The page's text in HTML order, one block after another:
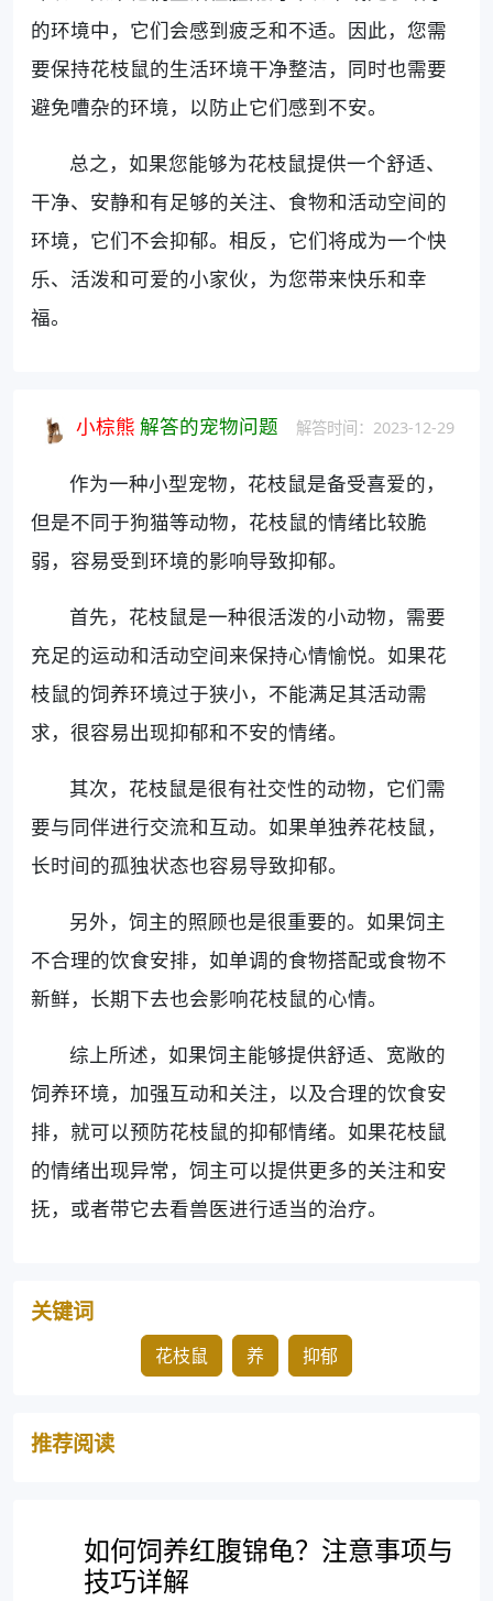
的环境中，它们会感到疲乏和不适。因此，您需
要保持花枝鼠的生活环境干净整洁，同时也需要
避免嘈杂的环境，以防止它们感到不安。
总之，如果您能够为花枝鼠提供一个舒适、
干净、安静和有足够的关注、食物和活动空间的
环境，它们不会抑郁。相反，它们将成为一个快
乐、活泼和可爱的小家伙，为您带来快乐和幸
福。
小棕熊 解答的宠物问题 解答时间：2023-12-29
作为一种小型宠物，花枝鼠是备受喜爱的，
但是不同于狗猫等动物，花枝鼠的情绪比较脆
弱，容易受到环境的影响导致抑郁。
首先，花枝鼠是一种很活泼的小动物，需要
充足的运动和活动空间来保持心情愉悦。如果花
枝鼠的饲养环境过于狭小，不能满足其活动需
求，很容易出现抑郁和不安的情绪。
其次，花枝鼠是很有社交性的动物，它们需
要与同伴进行交流和互动。如果单独养花枝鼠，
长时间的孤独状态也容易导致抑郁。
另外，饲主的照顾也是很重要的。如果饲主
不合理的饮食安排，如单调的食物搭配或食物不
新鲜，长期下去也会影响花枝鼠的心情。
综上所述，如果饲主能够提供舒适、宽敞的
饲养环境，加强互动和关注，以及合理的饮食安
排，就可以预防花枝鼠的抑郁情绪。如果花枝鼠
的情绪出现异常，饲主可以提供更多的关注和安
抚，或者带它去看兽医进行适当的治疗。
关键词
花枝鼠 养 抑郁
推荐阅读
如何饲养红腹锦龟？注意事项与
技巧详解